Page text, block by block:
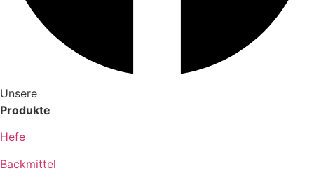
Unsere
Produkte
Hefe
Backmittel